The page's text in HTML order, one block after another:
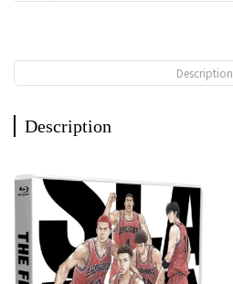
Description
Description